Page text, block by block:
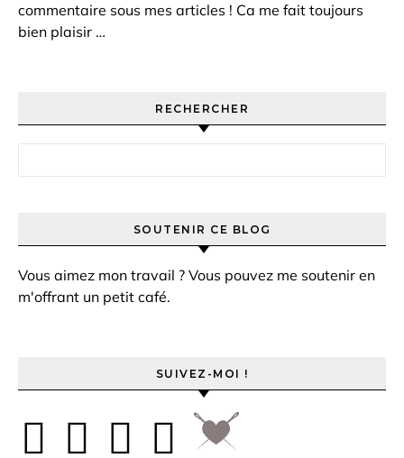
commentaire sous mes articles ! Ca me fait toujours
bien plaisir …
RECHERCHER
SOUTENIR CE BLOG
Vous aimez mon travail ? Vous pouvez me soutenir en
m'offrant un petit café.
SUIVEZ-MOI !